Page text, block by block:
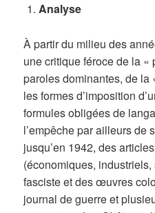
Analyse
À partir du milieu des
une critique féroce de la
paroles dominantes, de la
les formes d’imposition
formules obligées de
l’empêche par ailleurs de
jusqu’en 1942, des
(économiques,
fasciste et des œuvres
journal de guerre et